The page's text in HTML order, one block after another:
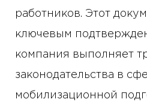
работников. Этот
ключевым
компания выполняет
законодательства в
мобилизационной